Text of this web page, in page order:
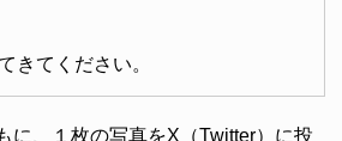
きてください。
に、１枚の写真をX（Twitter）に投